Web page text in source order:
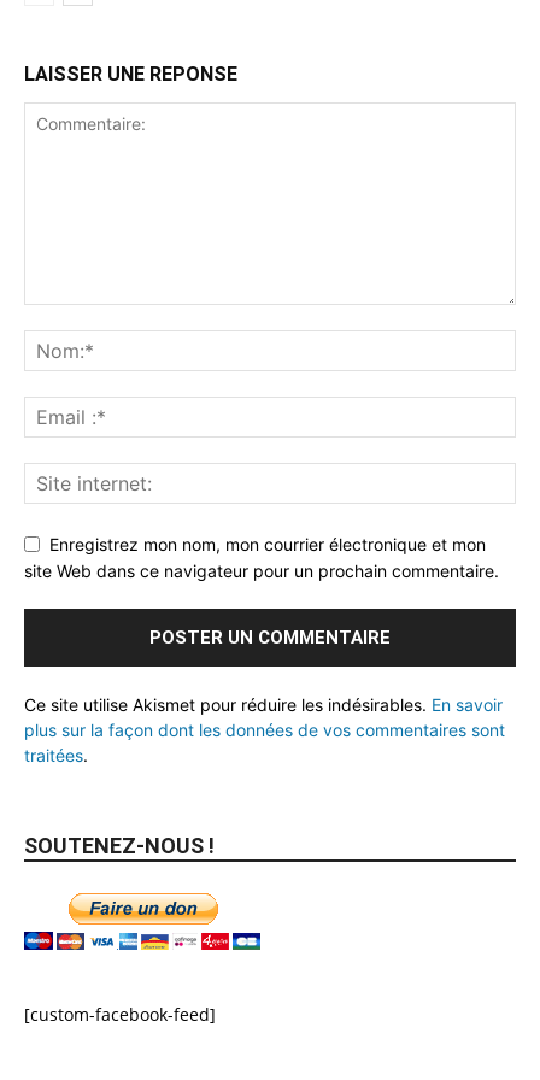
LAISSER UNE REPONSE
Enregistrez mon nom, mon courrier électronique et mon
site Web dans ce navigateur pour un prochain commentaire.
Ce site utilise Akismet pour réduire les indésirables. En savoir
plus sur la façon dont les données de vos commentaires sont
traitées.
SOUTENEZ-NOUS !
[custom-facebook-feed]